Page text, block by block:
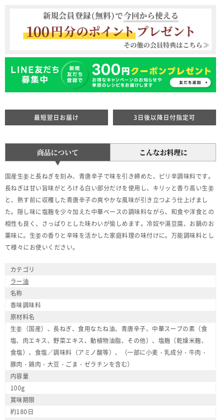
最短翌日お届け 3日後以降日付指定可
商品について こんなお料理に
国産生姜と長ねぎを刻み、青唐辛子で味を引き締めた、ピリ辛調味料です。
長ねぎは甘い旨味がとろける白い部分だけを使用し、キリッと香り高い生姜
と、熟す前に収穫した青唐辛子の爽やかな風味が引き立つよう仕上げまし
た。隠し味に塩麹を少々加えた中華ベースの調味料ながら、和食や洋食との
相性も良く、さっぱりとした味わいが愉しめます。冷奴や湯豆腐、お鍋のお
薬味に。生姜の香りと辛味を活かした家庭料理の味付けに。万能調味料とし
て様々にお使いください。
カテゴリ
ラー油
名称
香味調味料
原材料名
生姜（国産）、長ねぎ、食用なたね油、青唐辛子、中華スープの素（食
塩、肉エキス、野菜エキス、動植物油脂、その他）、塩麹（乾燥米麹、
食塩）、食塩／調味料（アミノ酸等）、（一部に小麦・乳成分・牛肉・
豚肉・鶏肉・大豆・ごま・ゼラチンを含む）
内容量
100g
賞味期限
約180日